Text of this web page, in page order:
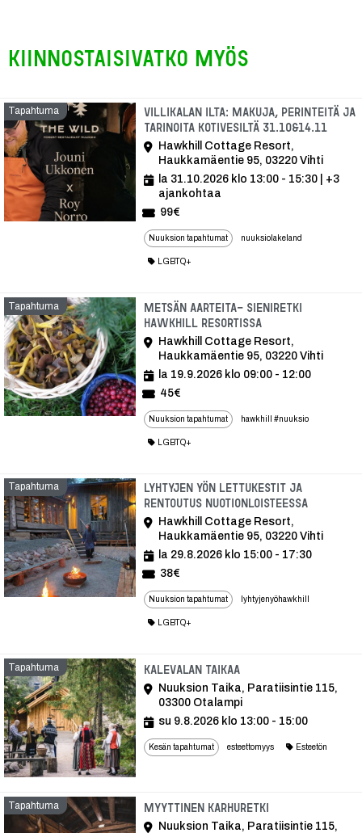
Kiinnostaisivatko myös
Tapahtuma
Villikalan ilta: Makuja, perinteitä ja
tarinoita kotivesiltä 31.10&14.11
Hawkhill Cottage Resort,
Haukkamäentie 95, 03220 Vihti
la 31.10.2026 klo 13:00 - 15:30 | +3
ajankohtaa
99€
Nuuksion tapahtumat nuuksiolakeland
LGBTQ+
Tapahtuma
Metsän aarteita- sieniretki
Hawkhill Resortissa
Hawkhill Cottage Resort,
Haukkamäentie 95, 03220 Vihti
la 19.9.2026 klo 09:00 - 12:00
45€
Nuuksion tapahtumat hawkhill #nuuksio
LGBTQ+
Tapahtuma
Lyhtyjen yön lettukestit ja
rentoutus nuotionloisteessa
Hawkhill Cottage Resort,
Haukkamäentie 95, 03220 Vihti
la 29.8.2026 klo 15:00 - 17:30
38€
Nuuksion tapahtumat lyhtyjenyöhawkhill
LGBTQ+
Tapahtuma Kalevalan TaikaaTapahtuma
Nuuksion Taika, Paratiisintie 115,
03300 Otalampi
su 9.8.2026 klo 13:00 - 15:00
Kesän tapahtumat esteettomyys Esteetön
Tapahtuma Myyttinen Karhuretki
Nuuksion Taika, Paratiisintie 115,